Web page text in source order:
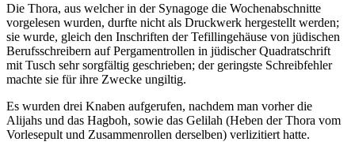
Die Thora, aus welcher in der Synagoge die Wochenabschnitte
vorgelesen wurden, durfte nicht als Druckwerk hergestellt werden;
sie wurde, gleich den Inschriften der Tefillingehäuse von jüdischen
Berufsschreibern auf Pergamentrollen in jüdischer Quadratschrift
mit Tusch sehr sorgfältig geschrieben; der geringste Schreibfehler
machte sie für ihre Zwecke ungiltig.
Es wurden drei Knaben aufgerufen, nachdem man vorher die
Alijahs und das Hagboh, sowie das Gelilah (Heben der Thora vom
Vorlesepult und Zusammenrollen derselben) verlizitiert hatte.